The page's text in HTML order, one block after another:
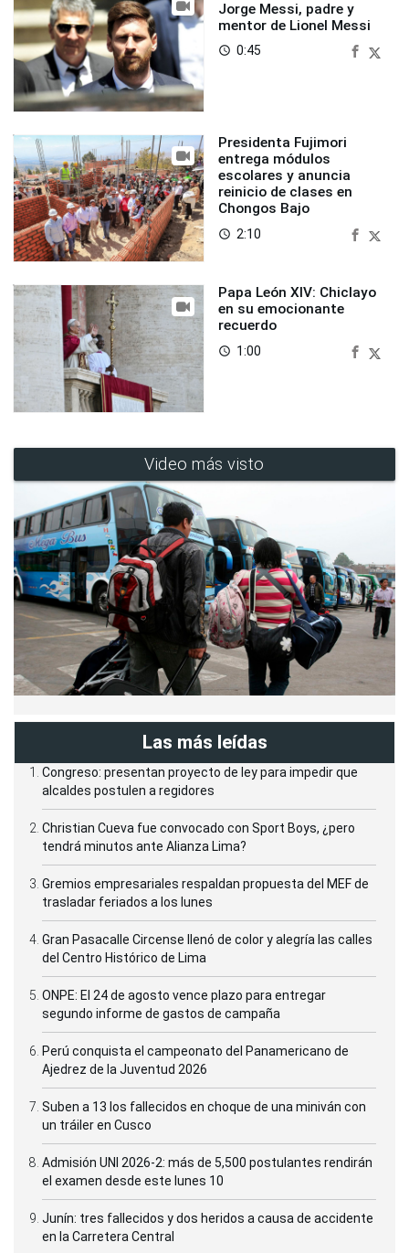
Jorge Messi, padre y
mentor de Lionel Messi
access_time 0:45
Presidenta Fujimori
entrega módulos
escolares y anuncia
reinicio de clases en
Chongos Bajo
access_time 2:10
Papa León XIV: Chiclayo
en su emocionante
recuerdo
access_time 1:00
Video más visto
Las más leídas
Congreso: presentan proyecto de ley para impedir que
alcaldes postulen a regidores
Christian Cueva fue convocado con Sport Boys, ¿pero
tendrá minutos ante Alianza Lima?
Gremios empresariales respaldan propuesta del MEF de
trasladar feriados a los lunes
Gran Pasacalle Circense llenó de color y alegría las calles
del Centro Histórico de Lima
ONPE: El 24 de agosto vence plazo para entregar
segundo informe de gastos de campaña
Perú conquista el campeonato del Panamericano de
Ajedrez de la Juventud 2026
Suben a 13 los fallecidos en choque de una miniván con
un tráiler en Cusco
Admisión UNI 2026-2: más de 5,500 postulantes rendirán
el examen desde este lunes 10
Junín: tres fallecidos y dos heridos a causa de accidente
en la Carretera Central